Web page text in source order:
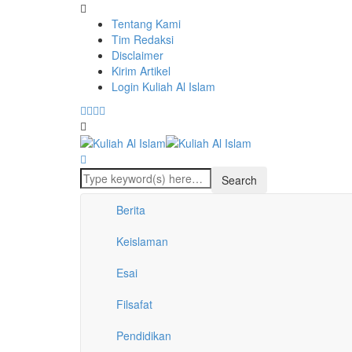
Tentang Kami
Tim Redaksi
Disclaimer
Kirim Artikel
Login Kuliah Al Islam
Berita
Keislaman
Esai
Filsafat
Pendidikan